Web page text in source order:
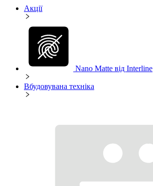
Акції
Nano Matte від Interline
Вбудовувана техніка